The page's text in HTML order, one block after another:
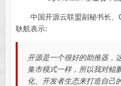
中国开源云联盟副秘书长、
耿航表示:
开源是一个很好的助推器，
集市模式一样，所以我对鲲
化、开发者生态来打造自己